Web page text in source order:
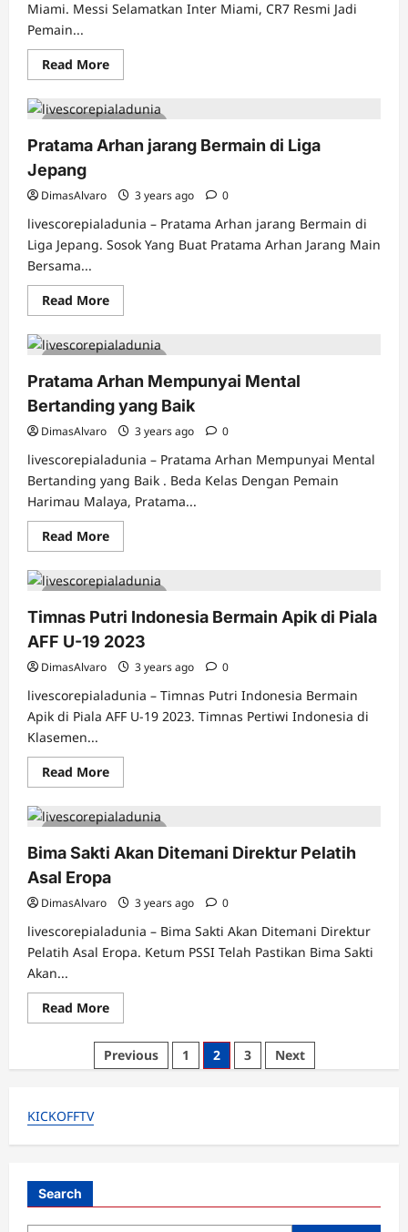
Miami. Messi Selamatkan Inter Miami, CR7 Resmi Jadi
Pemain...
Read MoreRead
more
Lionel
Messi
Target
di
5 minutes read
Pratama Arhan jarang Bermain di Liga
Jepang
DimasAlvaro 3 years ago 0
livescorepialadunia – Pratama Arhan jarang Bermain di
Liga Jepang. Sosok Yang Buat Pratama Arhan Jarang Main
Bersama...
Read MoreRead
more
Pratama
Arhan
Bermain
di
Liga
Jepang
5 minutes read
Pratama Arhan Mempunyai Mental
Bertanding yang Baik
DimasAlvaro 3 years ago 0
livescorepialadunia – Pratama Arhan Mempunyai Mental
Bertanding yang Baik . Beda Kelas Dengan Pemain
Harimau Malaya, Pratama...
Read MoreRead
more
Pratama
Arhan
Mental
Bertanding
yang
Baik
4 minutes read
Timnas Putri Indonesia Bermain Apik di Piala
AFF U-19 2023
DimasAlvaro 3 years ago 0
livescorepialadunia – Timnas Putri Indonesia Bermain
Apik di Piala AFF U-19 2023. Timnas Pertiwi Indonesia di
Klasemen...
Read MoreRead
more
Timnas
Putri
Bermain
Apik
di
Piala
AFF
U-
19
2023
4 minutes read
Bima Sakti Akan Ditemani Direktur Pelatih
Asal Eropa
DimasAlvaro 3 years ago 0
livescorepialadunia – Bima Sakti Akan Ditemani Direktur
Pelatih Asal Eropa. Ketum PSSI Telah Pastikan Bima Sakti
Akan...
Read MoreRead
more
Bima
Sakti
Akan
Previous 1 2 3 Next
KICKOFFTV
Search